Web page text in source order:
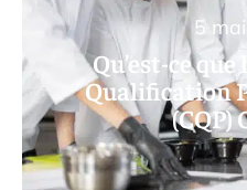
Qu’est-ce
Qualification
(CQP)
5